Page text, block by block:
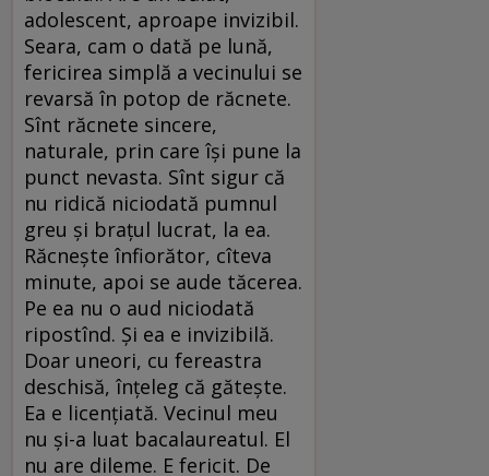
adolescent, aproape invizibil.
Seara, cam o dată pe lună,
fericirea simplă a vecinului se
revarsă în potop de răcnete.
Sînt răcnete sincere,
naturale, prin care îşi pune la
punct nevasta. Sînt sigur că
nu ridică niciodată pumnul
greu şi braţul lucrat, la ea.
Răcneşte înfiorător, cîteva
minute, apoi se aude tăcerea.
Pe ea nu o aud niciodată
ripostînd. Şi ea e invizibilă.
Doar uneori, cu fereastra
deschisă, înţeleg că găteşte.
Ea e licenţiată. Vecinul meu
nu şi-a luat bacalaureatul. El
nu are dileme. E fericit. De